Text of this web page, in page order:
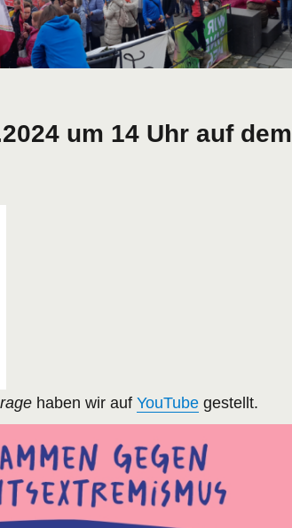
um 14 Uhr auf dem
haben wir auf YouTubegestellt.